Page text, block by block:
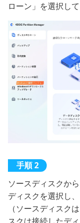
ローン」を選択して
ソースディスクか
ディスクを選択し
（ソースディスク
スクは接続したデ